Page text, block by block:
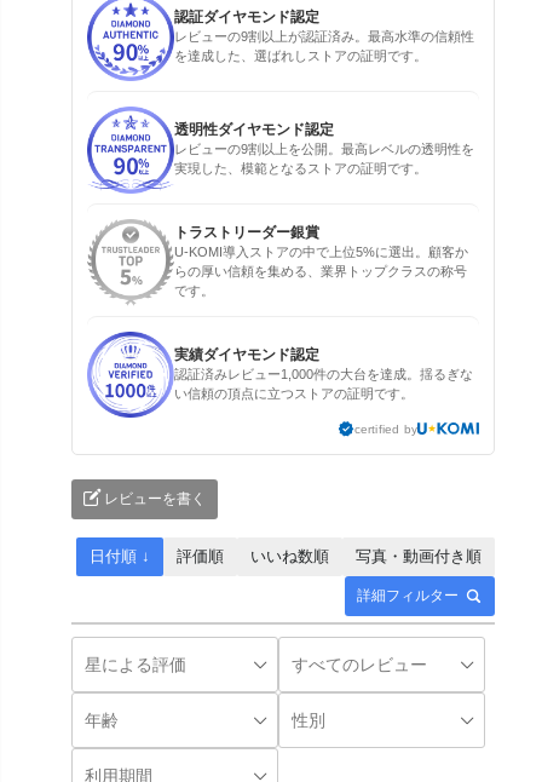
認証ダイヤモンド認定
レビューの9割以上が認証済み。最高水準の信頼性
を達成した、選ばれしストアの証明です。
透明性ダイヤモンド認定
レビューの9割以上を公開。最高レベルの透明性を
実現した、模範となるストアの証明です。
トラストリーダー銀賞
U-KOMI導入ストアの中で上位5%に選出。顧客か
らの厚い信頼を集める、業界トップクラスの称号
です。
実績ダイヤモンド認定
認証済みレビュー1,000件の大台を達成。揺るぎな
い信頼の頂点に立つストアの証明です。
certified by
レビューを書く
詳細フィルター
日付順 ↓ 評価順 いいね数順 写真・動画付き順